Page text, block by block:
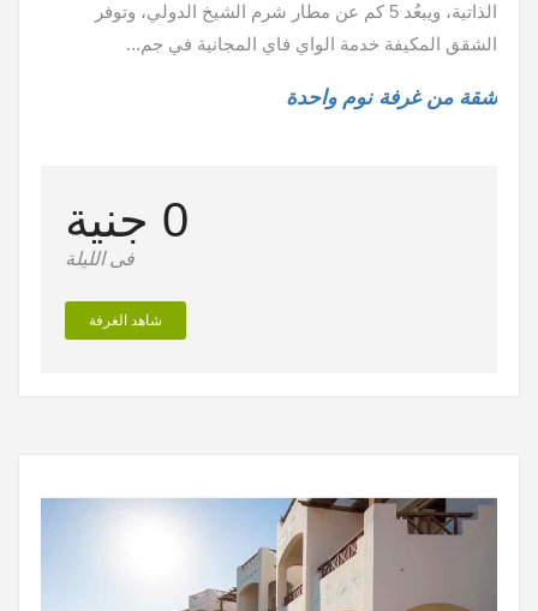
الذاتية، ويبعُد 5 كم عن مطار شرم الشيخ الدولي، وتوفر
الشقق المكيفة خدمة الواي فاي المجانية في جم...
شقة من غرفة نوم واحدة
0 جنية
فى الليلة
شاهد الغرفة